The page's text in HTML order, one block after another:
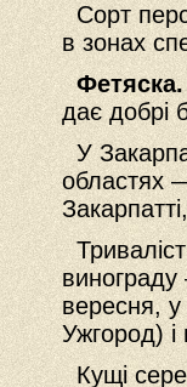
Сорт
в зонах
дає добрі
У
областях
вересня,
Ужгород)
Кущі